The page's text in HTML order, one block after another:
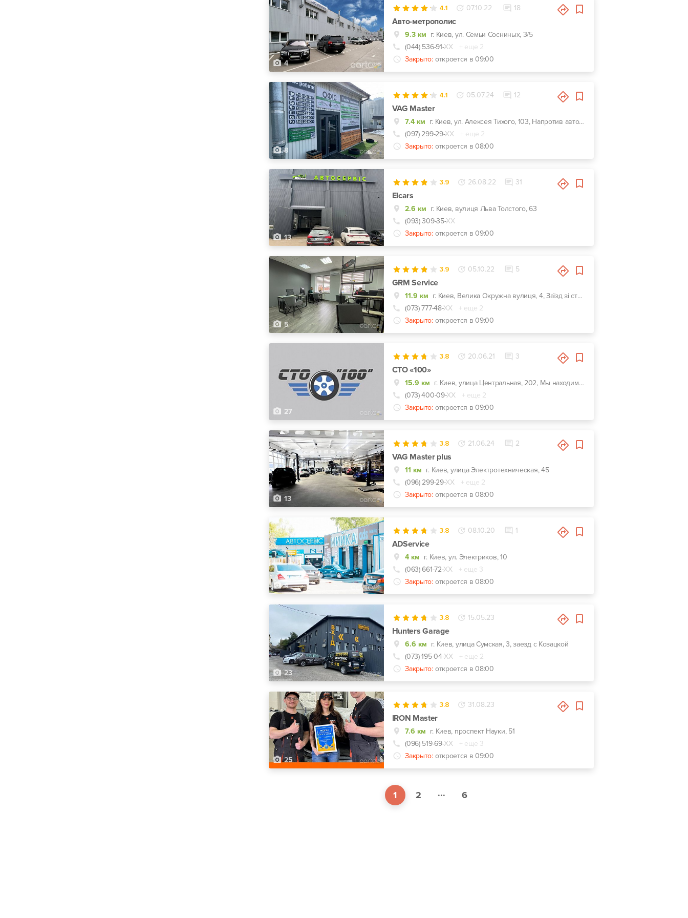
4
4.1 07.10.22 18
Авто-метрополис
9.3 км г. Киев, ул. Семьи Сосниных, 3/5
(044) 536-91-ХХ
+ еще 2
Закрыто: откроется в 09:00
8
4.1 05.07.24 12
VAG Master
7.4 км
г. Киев, ул. Алексея Тихого, 103, Напротив автозаправки KLO
(097) 299-29-ХХ
+ еще 2
Закрыто: откроется в 08:00
13
3.9 26.08.22 31
Elcars
2.6 км г. Киев, вулиця Льва Толстого, 63
(093) 309-35-ХХ
Закрыто: откроется в 09:00
5
3.9 05.10.22 5
GRM Service
11.9 км
г. Киев, Велика Окружна вулиця, 4, Заїзд зі сторони Ельдорадо
(073) 777-48-ХХ
+ еще 2
Закрыто: откроется в 09:00
27
3.8 20.06.21 3
СТО «100»
15.9 км
г. Киев, улица Центральная, 202, Мы находимся на ОСОКОРКАХ- котеджный массив. От метро Славутич по Центральной улице 8 км (фасад). Сразу за 1 шлюзом.
(073) 400-09-ХХ
+ еще 2
Закрыто: откроется в 09:00
13
3.8 21.06.24 2
VAG Master plus
11 км г. Киев, улица Электротехническая, 45
(096) 299-29-ХХ
+ еще 2
Закрыто: откроется в 08:00
4
3.8 08.10.20 1
ADService
4 км г. Киев, ул. Электриков, 10
(063) 661-72-ХХ
+ еще 3
Закрыто: откроется в 08:00
23
3.8 15.05.23
Hunters Garage
6.6 км г. Киев, улица Сумская, 3, заезд с Козацкой
(073) 195-04-ХХ
+ еще 2
Закрыто: откроется в 08:00
25
3.8 31.08.23
IRON Master
7.6 км г. Киев, проспект Науки, 51
(096) 519-69-ХХ
+ еще 3
Закрыто: откроется в 09:00
1 2 ... 6